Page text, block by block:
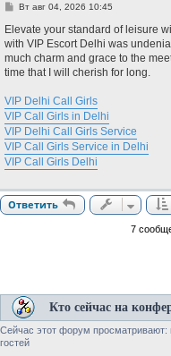
С
о
б
щ
е
н
Вт авг 04, 2026 10:45
Elevate your standard of leisure
with VIP Escort Delhi was
much charm and grace to the
time that I will cherish for long.
VIP Delhi Call Girls
VIP Call Girls in Delhi
VIP Delhi Call Girls Service
VIP Call Girls Service in Delhi
VIP Call Girls Delhi
Ответить
7
Кто сейчас на
Сейчас этот форум просматривают:
гостей